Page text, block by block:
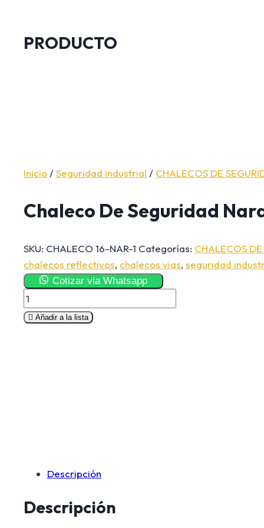
PRODUCTO
Inicio /Seguridad industrial / CHALECOS DE
Chaleco De Seguridad
SKU: CHALECO 16-NAR-1 Categorías: CHALECOS
chalecos reflectivos, chalecos vias, seguridad
Cotizar via Whatsapp
Chaleco
De
Seguridad
Añadir a la lista
Descripción
Descripción